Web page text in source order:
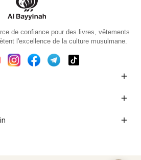
de confiance pour des livres, vêtements
l'excellence de la culture musulmane.


